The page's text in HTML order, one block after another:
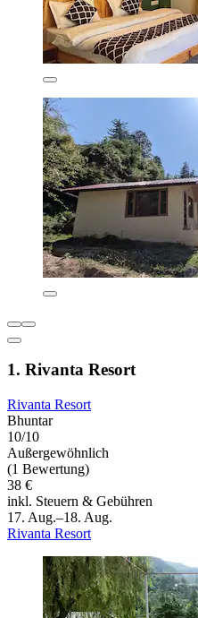
1. Rivanta Resort
Rivanta Resort
Bhuntar
10/10
Außergewöhnlich
(1 Bewertung)
38 €
inkl. Steuern & Gebühren
17. Aug.–18. Aug.
Rivanta Resort